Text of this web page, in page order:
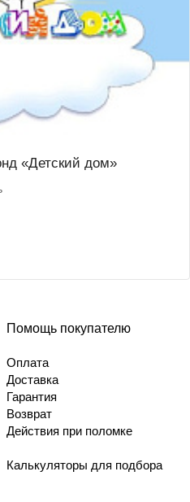
«Детский дом»
Помощь покупателю
Оплата
Доставка
Гарантия
Возврат
Действия при поломке
Калькуляторы для подбора